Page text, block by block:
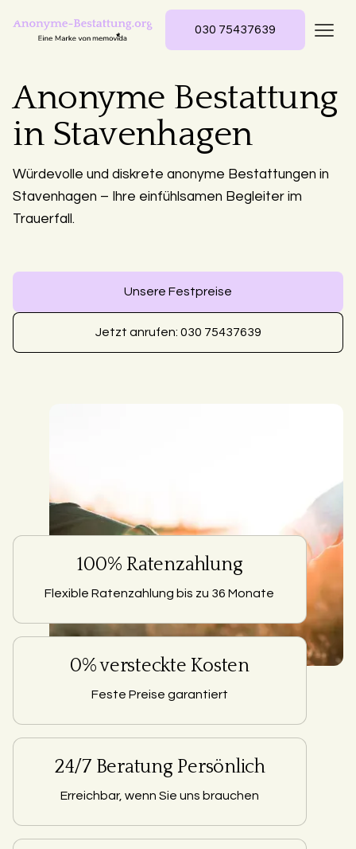
030 75437639
Anonyme Bestattung
in Stavenhagen
Würdevolle und diskrete anonyme Bestattungen in
Stavenhagen – Ihre einfühlsamen Begleiter im
Trauerfall.
Unsere Festpreise
Jetzt anrufen: 030 75437639
100% Ratenzahlung
Flexible Ratenzahlung bis zu 36 Monate
0% versteckte Kosten
Feste Preise garantiert
24/7 Beratung Persönlich
Erreichbar, wenn Sie uns brauchen